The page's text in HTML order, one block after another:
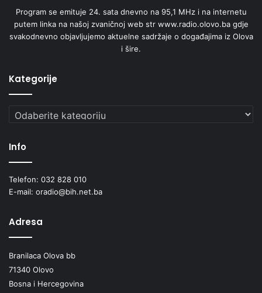
Program se emituje 24. sata dnevno na 95,1 MHz i na internetu
putem linka na našoj zvaničnoj web str www.radio.olovo.ba gdje
svakodnevno objavljujemo aktuelne sadržaje o događajima iz Olova
i šire.
Kategorije
Kategorije
Info
Telefon: 032 828 010
E-mail: oradio@bih.net.ba
Adresa
Branilaca Olova bb
71340 Olovo
Bosna i Hercegovina